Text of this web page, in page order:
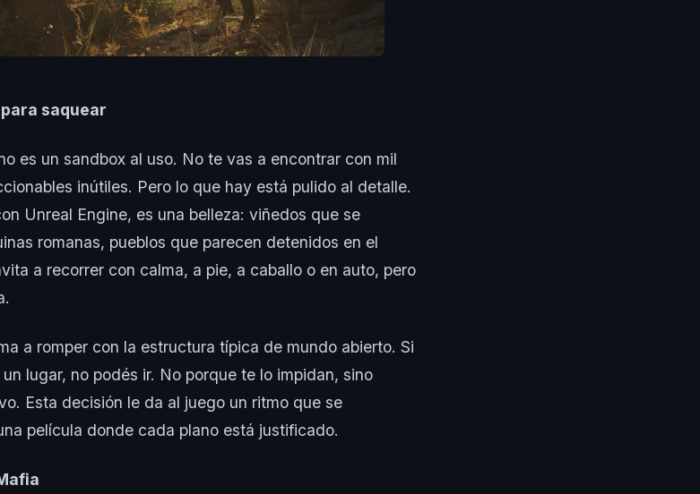
saquear
es un sandbox al uso. No te vas a encontrar con mil
inútiles. Pero lo que hay está pulido al detalle.
Unreal Engine, es una belleza: viñedos que se
romanas, pueblos que parecen detenidos en el
a recorrer con calma, a pie, a caballo o en auto, pero
a romper con la estructura típica de mundo abierto. Si
lugar, no podés ir. No porque te lo impidan, sino
Esta decisión le da al juego un ritmo que se
película donde cada plano está justificado.